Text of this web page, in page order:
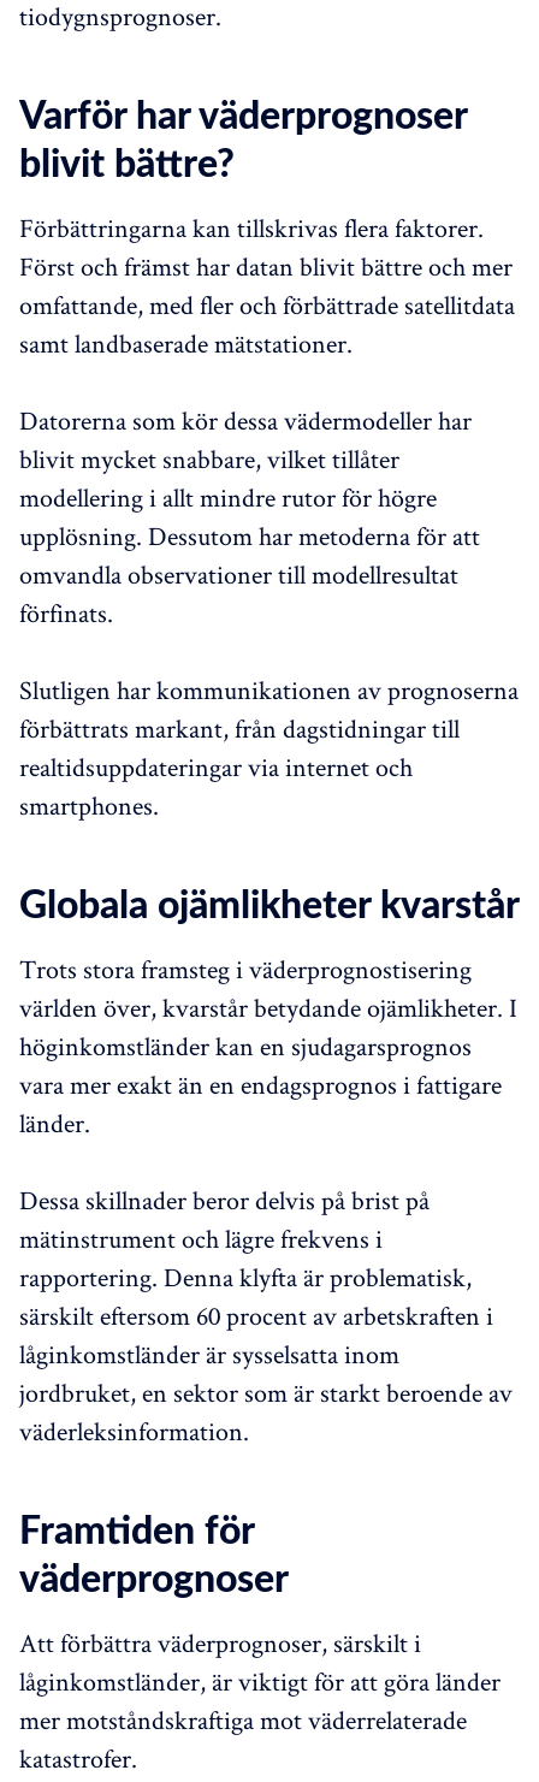
tiodygnsprognoser.
Varför har väderprognoser
blivit bättre?
Förbättringarna kan tillskrivas flera faktorer.
Först och främst har datan blivit bättre och mer
omfattande, med fler och förbättrade satellitdata
samt landbaserade mätstationer.
Datorerna som kör dessa vädermodeller har
blivit mycket snabbare, vilket tillåter
modellering i allt mindre rutor för högre
upplösning. Dessutom har metoderna för att
omvandla observationer till modellresultat
förfinats.
Slutligen har kommunikationen av prognoserna
förbättrats markant, från dagstidningar till
realtidsuppdateringar via internet och
smartphones.
Globala ojämlikheter kvarstår
Trots stora framsteg i väderprognostisering
världen över, kvarstår betydande ojämlikheter. I
höginkomstländer kan en sjudagarsprognos
vara mer exakt än en endagsprognos i fattigare
länder.
Dessa skillnader beror delvis på brist på
mätinstrument och lägre frekvens i
rapportering. Denna klyfta är problematisk,
särskilt eftersom 60 procent av arbetskraften i
låginkomstländer är sysselsatta inom
jordbruket, en sektor som är starkt beroende av
väderleksinformation.
Framtiden för
väderprognoser
Att förbättra väderprognoser, särskilt i
låginkomstländer, är viktigt för att göra länder
mer motståndskraftiga mot väderrelaterade
katastrofer.